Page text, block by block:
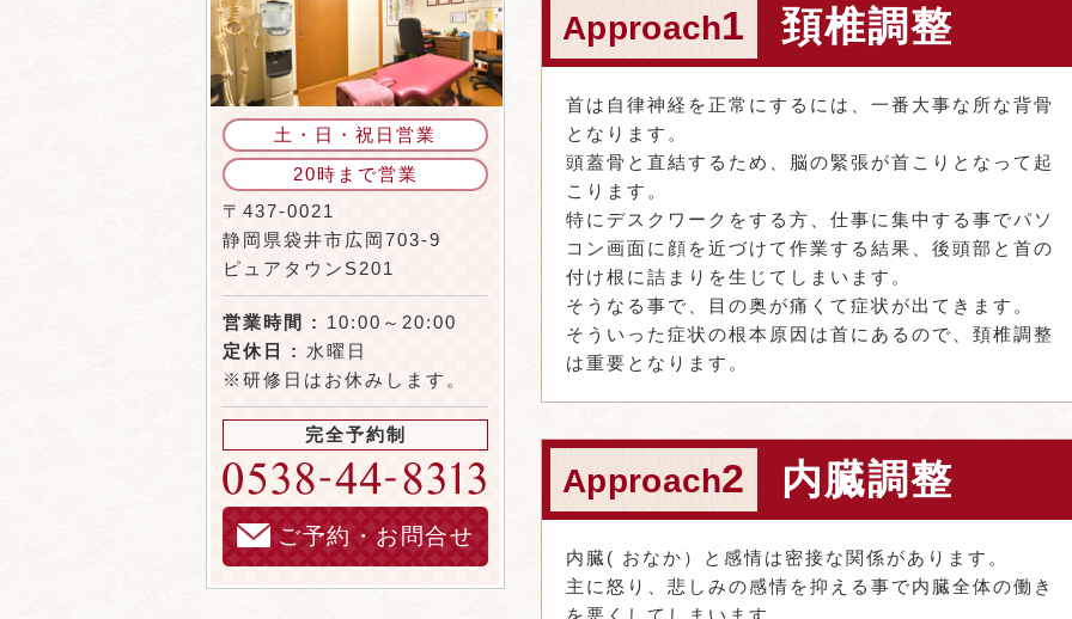
Approach1 頚椎調整
首は自律神経を正常にするには、一番大事な所な背骨
となります。
頭蓋骨と直結するため、脳の緊張が首こりとなって起
こります。
特にデスクワークをする方、仕事に集中する事でパソ
コン画面に顔を近づけて作業する結果、後頭部と首の
付け根に詰まりを生じてしまいます。
そうなる事で、目の奥が痛くて症状が出てきます。
そういった症状の根本原因は首にあるので、頚椎調整
は重要となります。
Approach2 内臓調整
内臓( おなか）と感情は密接な関係があります。
主に怒り、悲しみの感情を抑える事で内臓全体の働き
を悪くしてしまいます。
土・日・祝日営業
20時まで営業
〒437-0021
静岡県袋井市広岡703-9
ピュアタウンS201
営業時間 : 10:00～20:00
定休日 : 水曜日
※研修日はお休みします。
完全予約制
ご予約・お問合せ